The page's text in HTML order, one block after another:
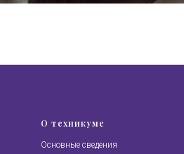
О техникуме
Основные сведения